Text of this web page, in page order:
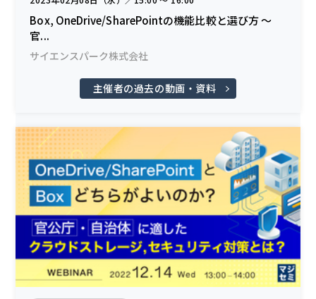
Box, OneDrive/SharePointの機能比較と選び方 〜
官...
サイエンスパーク株式会社
主催者の過去の動画・資料